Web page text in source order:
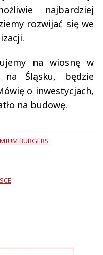
najbardziej
rozwijać się we
na wiosnę w
na Śląsku, będzie
o inwestycjach,
na budowę.
BURGERS